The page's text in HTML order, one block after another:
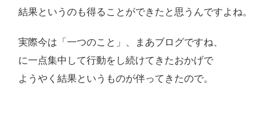
結果というのも得ることができたと思うんですよね。
実際今は「一つのこと」、まあブログですね、
に一点集中して行動をし続けてきたおかげで
ようやく結果というものが伴ってきたので。